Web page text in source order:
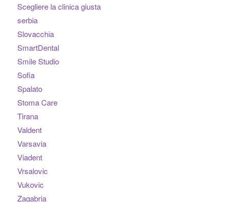
Scegliere la clinica giusta
serbia
Slovacchia
SmartDental
Smile Studio
Sofia
Spalato
Stoma Care
Tirana
Valdent
Varsavia
Viadent
Vrsalovic
Vukovic
Zagabria